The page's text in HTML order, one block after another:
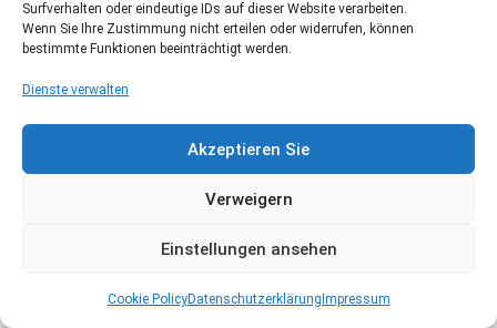
Surfverhalten oder eindeutige IDs auf dieser Website verarbeiten.
Wenn Sie Ihre Zustimmung nicht erteilen oder widerrufen, können
bestimmte Funktionen beeinträchtigt werden.
Dienste verwalten
Akzeptieren Sie
Verweigern
Einstellungen ansehen
Cookie PolicyDatenschutzerklärung Impressum